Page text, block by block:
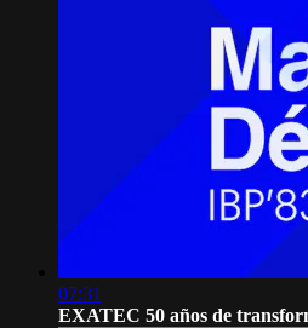
07:31
EXATEC 50 años de